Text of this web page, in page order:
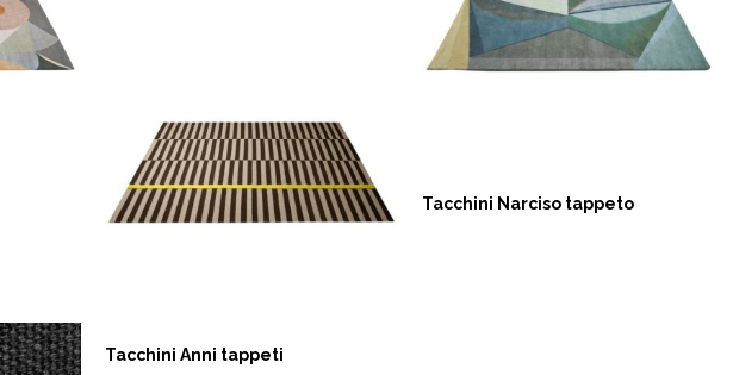
Tacchini Narciso tappeto
Tacchini Anni tappeti